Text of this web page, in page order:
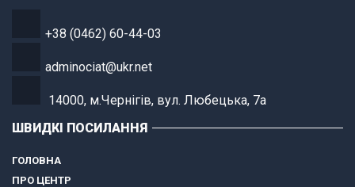
+38 (0462) 60-44-03
adminociat@ukr.net
14000, м.Чернігів, вул. Любецька, 7а
ШВИДКІ ПОСИЛАННЯ
ГОЛОВНА
ПРО ЦЕНТР